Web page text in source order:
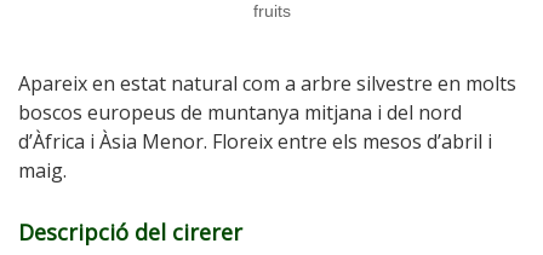
fruits
Apareix en estat natural com a arbre silvestre en molts
boscos europeus de muntanya mitjana i del nord
d’Àfrica i Àsia Menor. Floreix entre els mesos d’abril i
maig.
Descripció del cirerer